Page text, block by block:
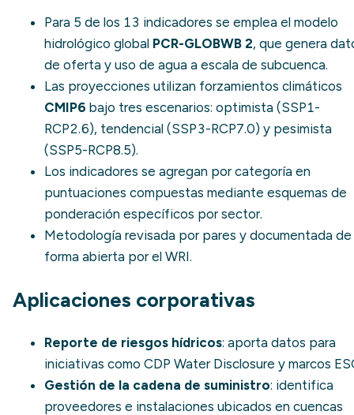
Para 5 de los 13 indicadores se emplea el modelo
hidrológico global PCR-GLOBWB 2, que genera
de oferta y uso de agua a escala de subcuenca.
Las proyecciones utilizan forzamientos climáticos
CMIP6 bajo tres escenarios: optimista (SSP1-
RCP2.6), tendencial (SSP3-RCP7.0) y pesimista
(SSP5-RCP8.5).
Los indicadores se agregan por categoría en
puntuaciones compuestas mediante esquemas de
ponderación específicos por sector.
Metodología revisada por pares y documentada de
forma abierta por el WRI.
Aplicaciones corporativas
Reporte de riesgos hídricos: aporta datos para
iniciativas como CDP Water Disclosure y marcos
Gestión de la cadena de suministro: identifica
proveedores e instalaciones ubicados en cuencas